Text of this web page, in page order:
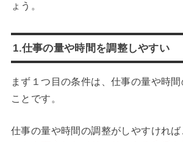
ょう。
1.仕事の量や時間を調整しやすい
まず１つ目の条件は、仕事の量や時
ことです。
仕事の量や時間の調整がしやすければ